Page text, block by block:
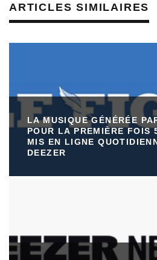
ARTICLES SIMILAIRES
LA MUSIQUE GÉNÉRÉE
POUR LA PREMIÈRE FOIS
MIS EN LIGNE
DEEZER